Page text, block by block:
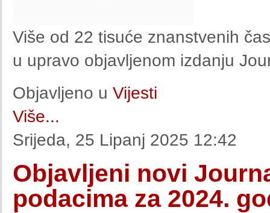
Više od 22 tisuće znanstvenih
u upravo objavljenom izdanju
Objavljeno u Vijesti
Više...
Srijeda, 25 Lipanj 2025 12:42
Objavljeni novi
podacima za 2024.